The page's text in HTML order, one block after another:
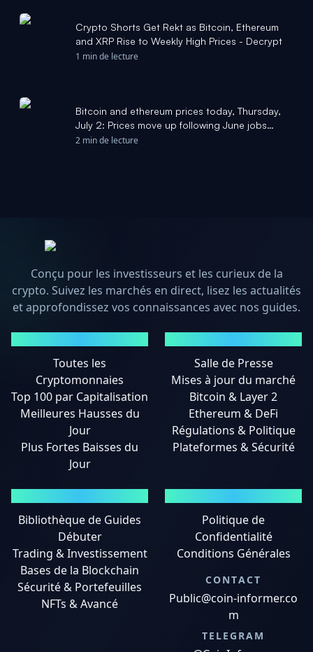
Crypto Shorts Get Rekt as Bitcoin, Ethereum
and XRP Rise to Weekly High Prices - Decrypt
1 min de lecture
Bitcoin and ethereum prices today, Thursday,
July 2: Prices move up following June jobs
report - Yahoo Finance
2 min de lecture
Conçu pour les investisseurs et les curieux de la
crypto. Suivez les marchés en direct, lisez les actualités
et approfondissez vos connaissances avec nos guides.
Toutes les
Cryptomonnaies
Top 100 par Capitalisation
Meilleures Hausses du
Jour
Plus Fortes Baisses du
Jour
Salle de Presse
Mises à jour du marché
Bitcoin & Layer 2
Ethereum & DeFi
Régulations & Politique
Plateformes & Sécurité
Bibliothèque de Guides
Débuter
Trading & Investissement
Bases de la Blockchain
Sécurité & Portefeuilles
NFTs & Avancé
Politique de
Confidentialité
Conditions Générales
CONTACT
Public@coin-informer.co
m
TELEGRAM